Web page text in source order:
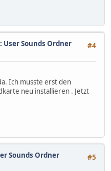
#4
User Sounds Ordner
Ich musste erst den
neu installieren . Jetzt
#5
Sounds Ordner